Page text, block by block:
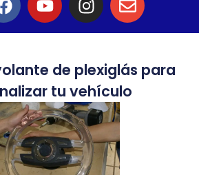
de plexiglás para
tu vehículo